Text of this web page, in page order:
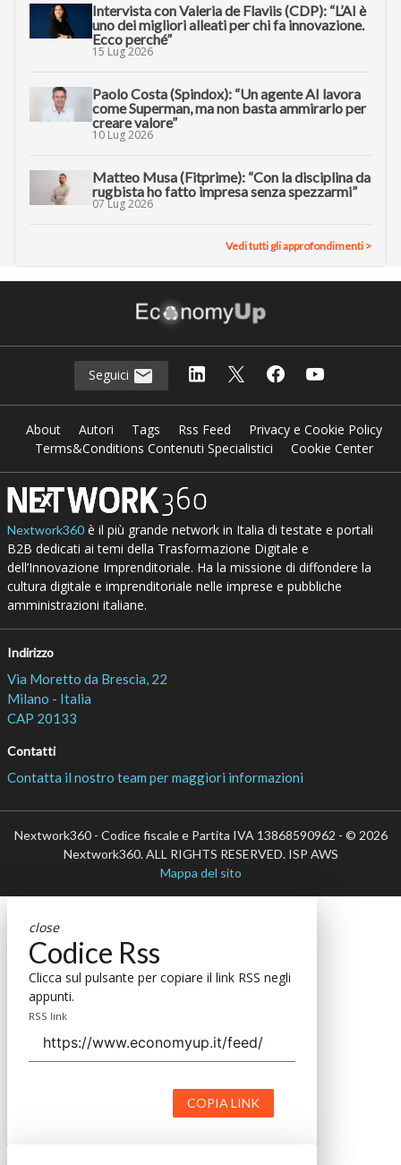
Intervista con Valeria de Flaviis (CDP): “L’AI è
uno dei migliori alleati per chi fa innovazione.
Ecco perché”
15 Lug 2026
Paolo Costa (Spindox): “Un agente AI lavora
come Superman, ma non basta ammirarlo per
creare valore”
10 Lug 2026
Matteo Musa (Fitprime): “Con la disciplina da
rugbista ho fatto impresa senza spezzarmi”
07 Lug 2026
Vedi tutti gli approfondimenti >
Seguici
About Autori Tags Rss Feed
Privacy e Cookie Policy
Terms&Conditions Contenuti Specialistici
Cookie Center
Nextwork360è il più grande network in Italia di testate e portali
B2B dedicati ai temi della Trasformazione Digitale e
dell’Innovazione Imprenditoriale. Ha la missione di diffondere la
cultura digitale e imprenditoriale nelle imprese e pubbliche
amministrazioni italiane.
Indirizzo
Via Moretto da Brescia, 22
Milano - Italia
CAP 20133
Contatti
Contatta il nostro team per maggiori informazioni
Nextwork360 - Codice fiscale e Partita IVA 13868590962 - © 2026
Nextwork360. ALL RIGHTS RESERVED. ISP AWS
Mappa del sito
close
Codice Rss
Clicca sul pulsante per copiare il link RSS negli
appunti.
RSS link
COPIA LINK